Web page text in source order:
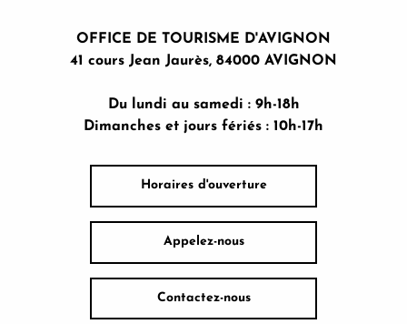
OFFICE DE TOURISME D'AVIGNON
41 cours Jean Jaurès, 84000 AVIGNON
Du lundi au samedi : 9h-18h
Dimanches et jours fériés : 10h-17h
Horaires d'ouverture
Appelez-nous
Contactez-nous